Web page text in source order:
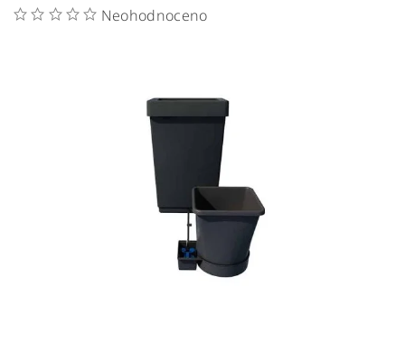
Neohodnoceno